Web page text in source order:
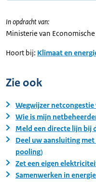
In opdracht van:
Ministerie van
Hoort bij: Klimaat en
Zie ook
Wegwijzer
Wie is mijn
Meld een directe lijn bij
Deel uw aansluiting
pooling)
Zet een eigen
Samenwerken in